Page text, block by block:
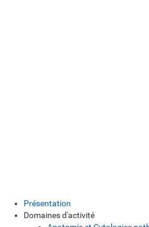
Présentation
Domaines d'activité